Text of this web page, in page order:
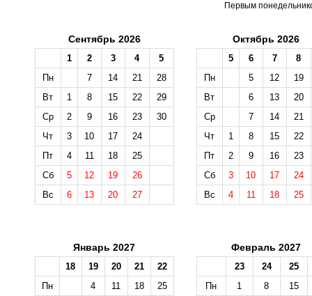
Первым
Сентябрь 2026
1 2 3 4
5
Пн
7 14 21
28
Вт
1 8 15 22
29
Ср
2 9 16 23
30
Чт
3 10 17
24
Пт
4 11 18
25
Сб
5 12 19
26
Вс
6 13 20 27
Октябрь 2026
5 6 7
8
Пн
5 12
19
Вт
6 13
20
Ср
7 14
21
Чт
1 8 15
22
Пт
2 9 16
23
Сб
3 10 17
24
Вс
4 11 18 25
Январь 2027
18 19 20 21
22
Пн
4 11 18
25
Февраль 2027
23 24
25
Пн
1 8
15